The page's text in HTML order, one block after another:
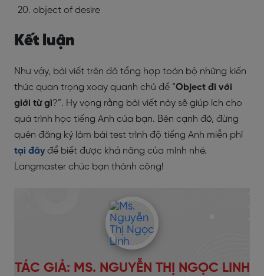
object of desire
Kết luận
Như vậy, bài viết trên đã tổng hợp toàn bộ những kiến
thức quan trọng xoay quanh chủ đề “Object đi với
giới từ gì?”. Hy vọng rằng bài viết này sẽ giúp ích cho
quá trình học tiếng Anh của bạn. Bên cạnh đó, đừng
quên đăng ký làm bài test trình độ tiếng Anh miễn phí
tại đây để biết được khả năng của mình nhé.
Langmaster chúc bạn thành công!
TÁC GIẢ: MS. NGUYỄN THỊ NGỌC LINH